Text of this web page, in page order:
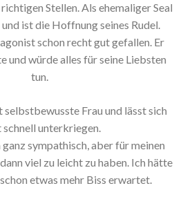
Stellen. Als ehemaliger Seal
ist die Hoffnung seines Rudel.
schon recht gut gefallen. Er
und würde alles für seine Liebsten
tun.
Frau und lässt sich
schnell unterkriegen.
ganz sympathisch, aber für meinen
viel zu leicht zu haben. Ich hätte
etwas mehr Biss erwartet.